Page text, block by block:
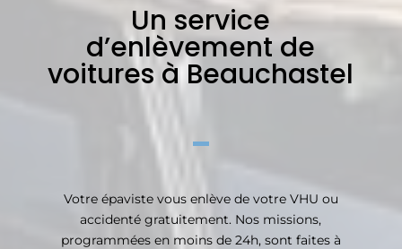
Un service
d’enlèvement de
voitures à Beauchastel
Votre épaviste vous enlève de votre VHU ou
accidenté gratuitement. Nos missions,
programmées en moins de 24h, sont faites à